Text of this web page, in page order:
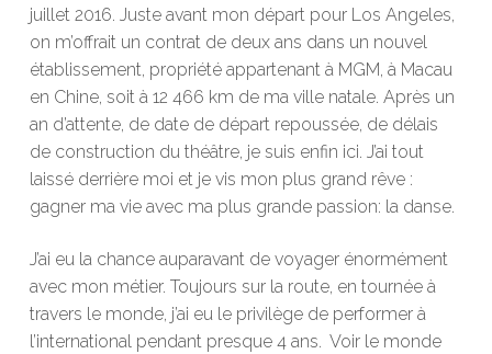
juillet 2016. Juste avant mon départ pour Los Angeles,
on m’offrait un contrat de deux ans dans un nouvel
établissement, propriété appartenant à MGM, à Macau
en Chine, soit à 12 466 km de ma ville natale. Après un
an d’attente, de date de départ repoussée, de délais
de construction du théâtre, je suis enfin ici. J’ai tout
laissé derrière moi et je vis mon plus grand rêve :
gagner ma vie avec ma plus grande passion: la danse.
J’ai eu la chance auparavant de voyager énormément
avec mon métier. Toujours sur la route, en tournée à
travers le monde, j’ai eu le privilège de performer à
l’international pendant presque 4 ans. Voir le monde